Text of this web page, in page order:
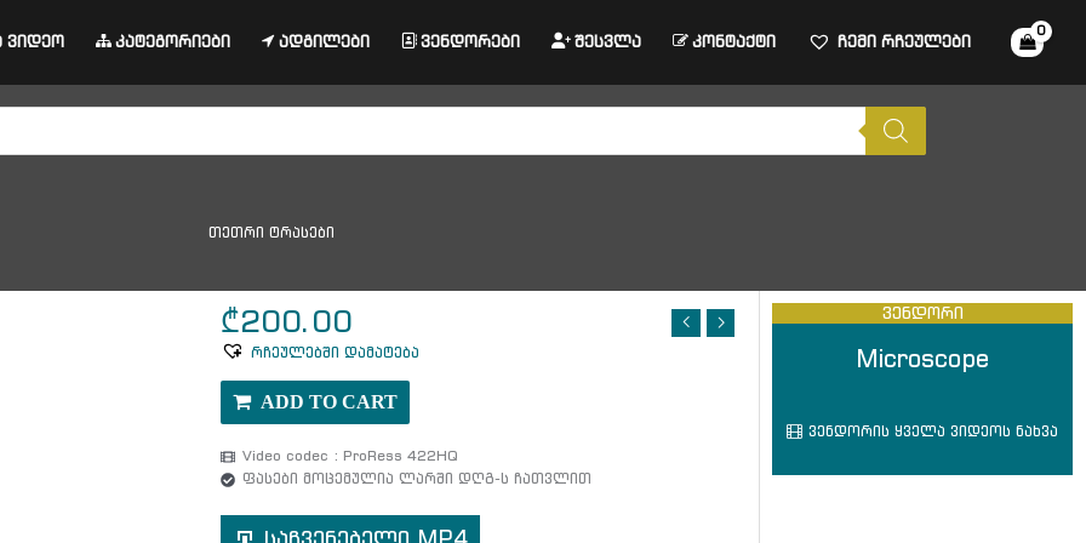
ვიდეო კატეგორიები ადგილები ვენდორები შესვლა კონტაქტი ჩემი რჩეულები
თეთრი ტრასები
₾200.00
რჩეულებში დამატება
ADD TO CART
Video codec : ProRess 422HQ
ფასები მოცემულია ლარში დღგ-ს ჩათვლით
ვენდორი
Microscope
ვენდორის ყველა ვიდეოს ნახვა